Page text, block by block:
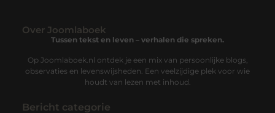
Over Joomlaboek
Tussen tekst en leven – verhalen die spreken.
Op Joomlaboek.nl ontdek je een mix van persoonlijke blogs,
observaties en levenswijsheden. Een veelzijdige plek voor wie
houdt van lezen met inhoud.
Bericht categorie